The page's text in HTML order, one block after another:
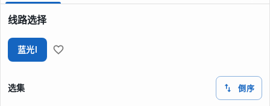
线路选择
蓝光I
选集 倒序